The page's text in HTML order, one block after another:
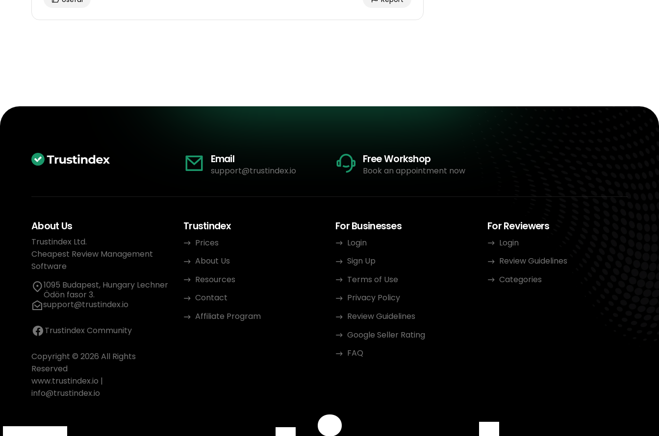
Email
support@trustindex.io
Free Workshop
Book an appointment now
About Us
Trustindex Ltd.
Cheapest Review Management
Software
1095 Budapest, Hungary Lechner
Ödön fasor 3.
support@trustindex.io
Trustindex Community
Copyright © 2026 All Rights
Reserved
www.trustindex.io |
info@trustindex.io
Trustindex
Prices
About Us
Resources
Contact
Affiliate Program
For Businesses
Login
Sign Up
Terms of Use
Privacy Policy
Review Guidelines
Google Seller Rating
FAQ
For Reviewers
Login
Review Guidelines
Categories